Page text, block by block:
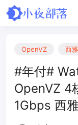
OpenVZ 西
#年付#
OpenVZ 4
1Gbps 西